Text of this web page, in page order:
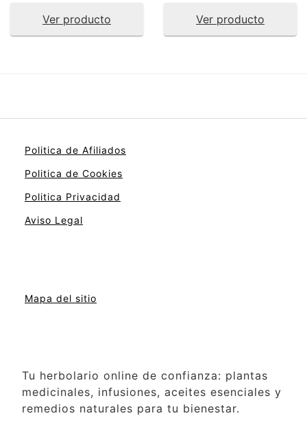
Ver producto Ver producto
Politica de Afiliados
Politica de Cookies
Politica Privacidad
Aviso Legal
Mapa del sitio
Tu herbolario online de confianza: plantas
medicinales, infusiones, aceites esenciales y
remedios naturales para tu bienestar.